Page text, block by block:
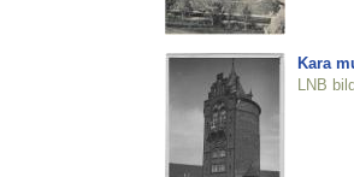
Kara
LNB